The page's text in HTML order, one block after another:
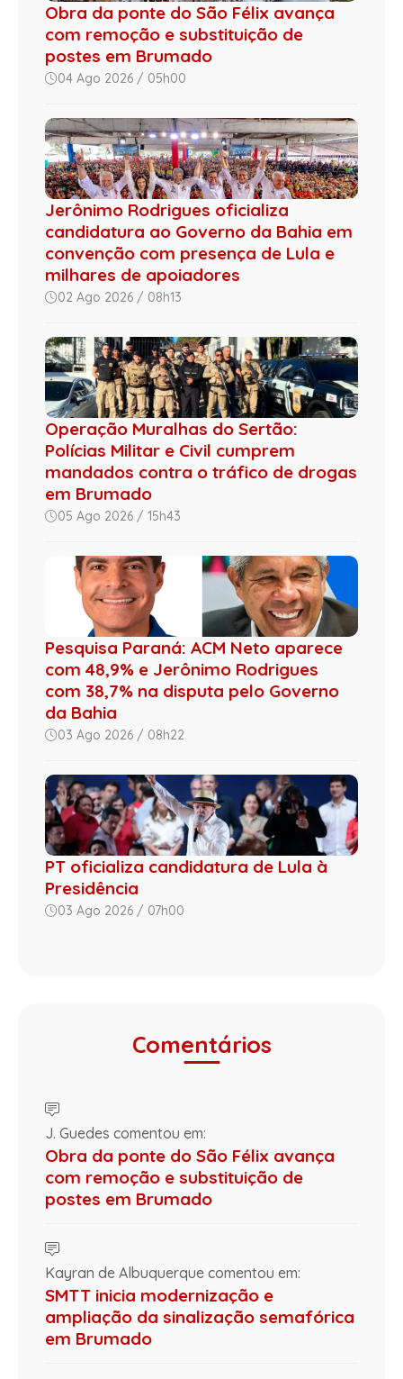
Obra da ponte do São Félix avança
com remoção e substituição de
postes em Brumado
04 Ago 2026 / 05h00
Jerônimo Rodrigues oficializa
candidatura ao Governo da Bahia em
convenção com presença de Lula e
milhares de apoiadores
02 Ago 2026 / 08h13
Operação Muralhas do Sertão:
Polícias Militar e Civil cumprem
mandados contra o tráfico de drogas
em Brumado
05 Ago 2026 / 15h43
Pesquisa Paraná: ACM Neto aparece
com 48,9% e Jerônimo Rodrigues
com 38,7% na disputa pelo Governo
da Bahia
03 Ago 2026 / 08h22
PT oficializa candidatura de Lula à
Presidência
03 Ago 2026 / 07h00
Comentários
J. Guedes comentou em:
Obra da ponte do São Félix avança
com remoção e substituição de
postes em Brumado
Kayran de Albuquerque comentou em:
SMTT inicia modernização e
ampliação da sinalização semafórica
em Brumado